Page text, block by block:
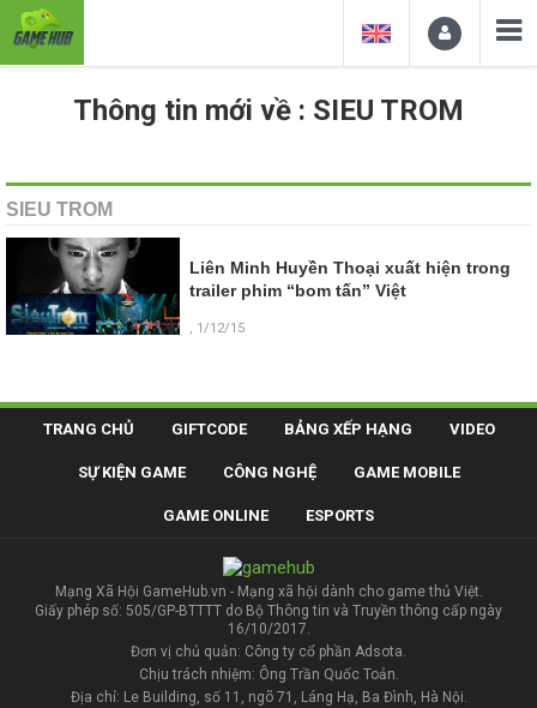
Thông tin mới về : SIEU TROM
SIEU TROM
Liên Minh Huyền Thoại xuất hiện trong
trailer phim “bom tấn” Việt
, 1/12/15
TRANG CHỦ GIFTCODE BẢNG XẾP HẠNG VIDEO
SỰ KIỆN GAME CÔNG NGHỆ GAME MOBILE
GAME ONLINE ESPORTS
Mạng Xã Hội GameHub.vn - Mạng xã hội dành cho game thủ Việt.
Giấy phép số: 505/GP-BTTTT do Bộ Thông tin và Truyền thông cấp ngày
16/10/2017.
Đơn vị chủ quản: Công ty cổ phần Adsota.
Chịu trách nhiệm: Ông Trần Quốc Toản.
Địa chỉ: Le Building, số 11, ngõ 71, Láng Hạ, Ba Đình, Hà Nội.